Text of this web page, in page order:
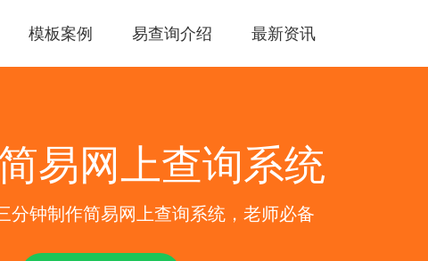
模板案例 易查询介绍 最新资讯
易网上查询系统
分钟制作简易网上查询系统，老师必备